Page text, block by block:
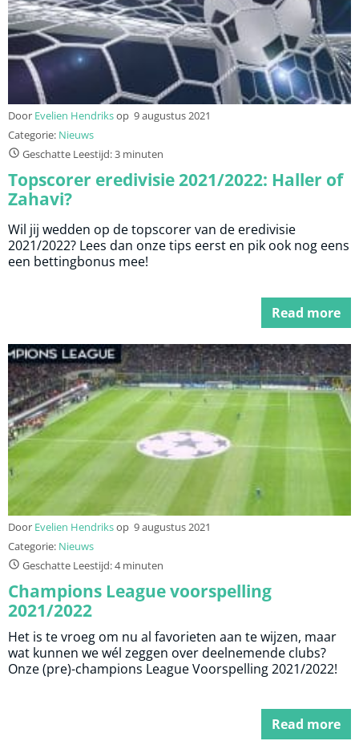
Door Evelien Hendriksop 9 augustus 2021
Categorie: Nieuws
Geschatte Leestijd: 3 minuten
Topscorer eredivisie 2021/2022: Haller of
Zahavi?
Wil jij wedden op de topscorer van de eredivisie
2021/2022? Lees dan onze tips eerst en pik ook nog eens
een bettingbonus mee!
Read more
Door Evelien Hendriksop 9 augustus 2021
Categorie: Nieuws
Geschatte Leestijd: 4 minuten
Champions League voorspelling
2021/2022
Het is te vroeg om nu al favorieten aan te wijzen, maar
wat kunnen we wél zeggen over deelnemende clubs?
Onze (pre)-champions League Voorspelling 2021/2022!
Read more